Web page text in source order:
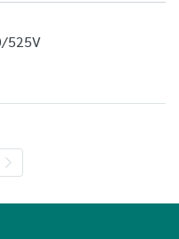
525V